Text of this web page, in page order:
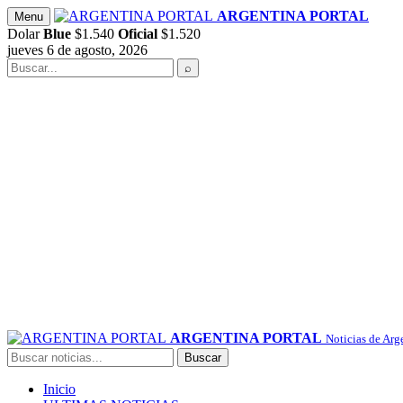
Saltar
al
contenido
Menu
ARGENTINA PORTAL
Dolar Blue $1.540 Oficial $1.520
jueves 6 de agosto, 2026
Buscar
⌕
ARGENTINA PORTAL Noticias de
Buscar Buscar
Inicio